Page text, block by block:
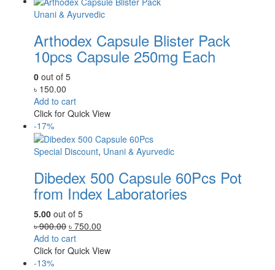
Unani & Ayurvedic
Arthodex Capsule Blister Pack
10pcs Capsule 250mg Each
0 out of 5
৳ 150.00
Add to cart
Click for Quick View
-17%
Special Discount, Unani & Ayurvedic
Dibedex 500 Capsule 60Pcs Pot
from Index Laboratories
5.00 out of 5
৳900.00 Original
price
was:
৳ 750.00
is:
Add to cart
Click for Quick View
-13%